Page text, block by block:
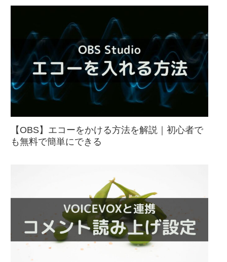
【OBS】エコーをかける方法を解説｜初心者で
も無料で簡単にできる